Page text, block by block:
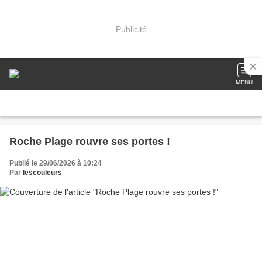
Publicité
MENU
Roche Plage rouvre ses portes !
Publié le 29/06/2026 à 10:24
Par lescouleurs